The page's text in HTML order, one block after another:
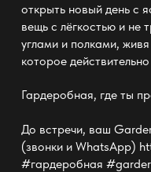
открыть новый день с
вещь с лёгкостью и не
углами и полками,
которое
Гардеробная, где ты
До встречи, ваш
(звонки и WhatsApp)
#гардеробная